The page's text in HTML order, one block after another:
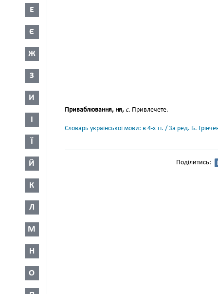
Е
Є
Ж
З
И
І
Ї
Й
К
Л
М
Н
О
Приваблювання, ня, с. Привлечете.
Словарь української мови: в 4-х тт. / За ред. Б.
Поділитись: